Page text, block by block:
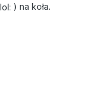
) na koła.